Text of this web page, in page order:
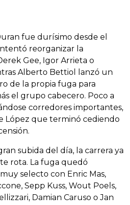
fue durísimo desde el
reorganizar la
Gee, Igor Arrieta o
Alberto Bettiol lanzó un
de la propia fuga para
el grupo cabecero. Poco a
corredores importantes,
López que terminó cediendo
subida del día, la carrera ya
rota. La fuga quedó
selecto con Enric Mas,
Sepp Kuss, Wout Poels,
Damian Caruso o Jan